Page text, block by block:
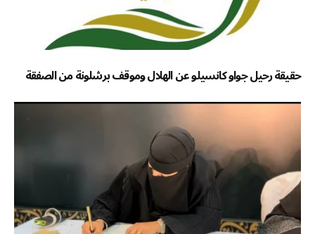
حقيقة رحيل جواو كانسيلو عن الهلال وموقف برشلونة من الصفقة